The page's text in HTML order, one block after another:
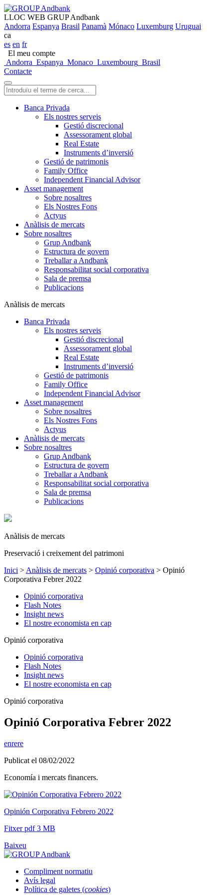
LLOC WEB GRUP Andbank
Andorra Espanya Brasil Panamà Mónaco Luxemburg Uruguai
ca
es en fr
El meu compte
Andorra Espanya Monaco Luxembourg Brasil
Contacte
Banca Privada
Els nostres serveis
Gestió discrecional
Assessorament global
Real Estate
Instruments d’inversió
Gestió de patrimonis
Family Office
Independent Financial Advisor
Asset management
Sobre nosaltres
Els Nostres Fons
Actyus
Anàlisis de mercats
Sobre nosaltres
Grup Andbank
Estructura de govern
Treballar a Andbank
Responsabilitat social corporativa
Sala de premsa
Publicacions
Anàlisis de mercats
Banca Privada
Els nostres serveis
Gestió discrecional
Assessorament global
Real Estate
Instruments d’inversió
Gestió de patrimonis
Family Office
Independent Financial Advisor
Asset management
Sobre nosaltres
Els Nostres Fons
Actyus
Anàlisis de mercats
Sobre nosaltres
Grup Andbank
Estructura de govern
Treballar a Andbank
Responsabilitat social corporativa
Sala de premsa
Publicacions
Anàlisis de mercats
Preservació i creixement del patrimoni
Inici > Anàlisis de mercats > Opinió corporativa > Opinió
Corporativa Febrer 2022
Opinió corporativa
Flash Notes
Insight news
El nostre economista en cap
Opinió corporativa
Opinió corporativa
Flash Notes
Insight news
El nostre economista en cap
Opinió corporativa
Opinió Corporativa Febrer 2022
enrere
Publicat el 08/02/2022
Economía i mercats financers.
Opinión Corporativa Febrero 2022
Fitxer pdf 3 MB
Baixeu
Compliment normatiu
Avís legal
Política de galetes (cookies)